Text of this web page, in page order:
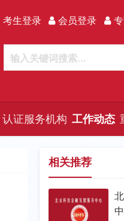
生登录 会员登录 专
认证服务机构 工作动态
相关推荐